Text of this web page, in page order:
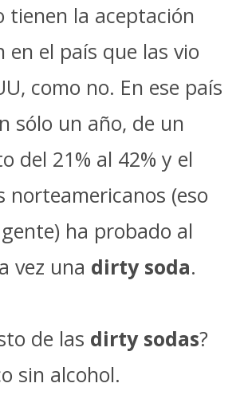
tienen la aceptación
en el país que las vio
como no. En ese país
sólo un año, de un
del 21% al 42% y el
norteamericanos (eso
ha probado al
vez una dirty soda.
de las dirty sodas?
sin alcohol.